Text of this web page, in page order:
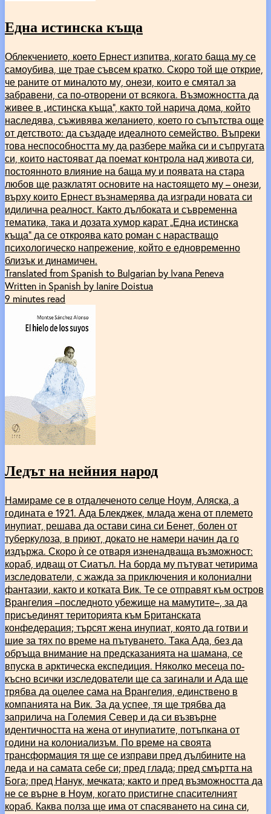
Една истинска къща
Облекчението, което Ернест изпитва, когато баща му се
самоубива, ще трае съвсем кратко. Скоро той ще открие,
че раните от миналото му, онези, които е смятал за
забравени, са по-отворени от всякога. Възможността да
живее в „истинска къща“, както той нарича дома, който
наследява, съживява желанието, което го съпътства още
от детството: да създаде идеалното семейство. Въпреки
това неспособността му да разбере майка си и съпругата
си, които настояват да поемат контрола над живота си,
постоянното влияние на баща му и появата на стара
любов ще разклатят основите на настоящето му – онези,
върху които Ернест възнамерява да изгради новата си
идилична реалност. Както дълбоката и съвременна
тематика, така и дозата хумор карат „Една истинска
къща“ да се откроява като роман с нарастващо
психологическо напрежение, който е едновременно
близък и динамичен.
Translated from Spanish to Bulgarian by Ivana Peneva
Written in Spanish by Ianire Doistua
9 minutes read
Ледът на нейния народ
Намираме се в отдалеченото селце Ноум, Аляска, а
годината е 1921. Ада Блекджек, млада жена от племето
инупиат, решава да остави сина си Бенет, болен от
туберкулоза, в приют, докато не намери начин да го
издържа. Скоро ѝ се отваря изненадваща възможност:
кораб, идващ от Сиатъл. На борда му пътуват четирима
изследователи, с жажда за приключения и колониални
фантазии, както и котката Вик. Те се отправят към остров
Врангелия –последното убежище на мамутите–, за да
присъединят територията към Британската
конфедерация; търсят жена инупиат, която да готви и
шие за тях по време на пътуването. Така Ада, без да
обръща внимание на предсказанията на шамана, се
впуска в арктическа експедиция. Няколко месеца по-
късно всички изследователи ще са загинали и Ада ще
трябва да оцелее сама на Врангелия, единствено в
компанията на Вик. За да успее, тя ще трябва да
заприлича на Големия Север и да си възвърне
идентичността на жена от инупиатите, потъпкана от
години на колониализъм. По време на своята
трансформация тя ще се изправи пред дълбините на
леда и на самата себе си; пред глада; пред смъртта на
Бога; пред Нанук, мечката; както и пред възможността да
не се върне в Ноум, когато пристигне спасителният
кораб. Каква полза ще има от спасяването на сина си,